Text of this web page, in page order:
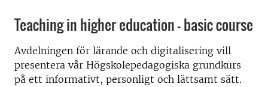
Teaching in higher education – basic course
Avdelningen för lärande och digitalisering vill
presentera vår Högskolepedagogiska grundkurs
på ett informativt, personligt och lättsamt sätt.